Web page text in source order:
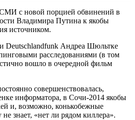
СМИ с новой порцией обвинений в
Владимира Путина к якобы
источником.
Deutschlandfunk Андреа Шюльтке
расследованиями (в том
вошло в очередной фильм
совершенствовалась,
информатора, в Сочи-2014 якобы
и, возможно, конькобежные
знает, «нет ли рядом киллера».